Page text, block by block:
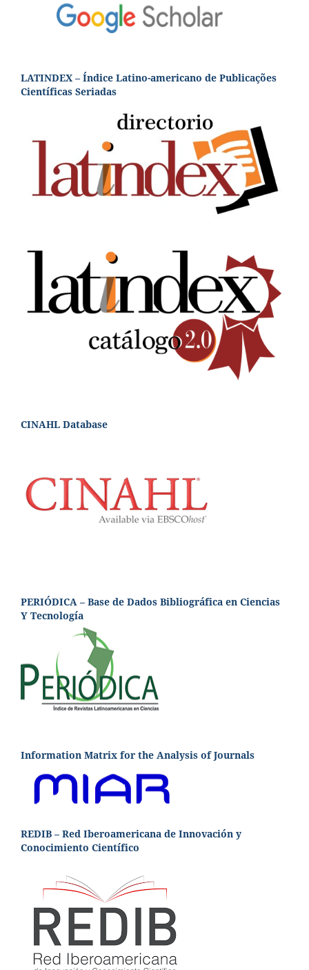
LATINDEX – Índice Latino-americano de Publicações
Científicas Seriadas
CINAHL Database
PERIÓDICA – Base de Dados Bibliográfica en Ciencias
Y Tecnología
Information Matrix for the Analysis of Journals
REDIB – Red Iberoamericana de Innovación y
Conocimiento Científico